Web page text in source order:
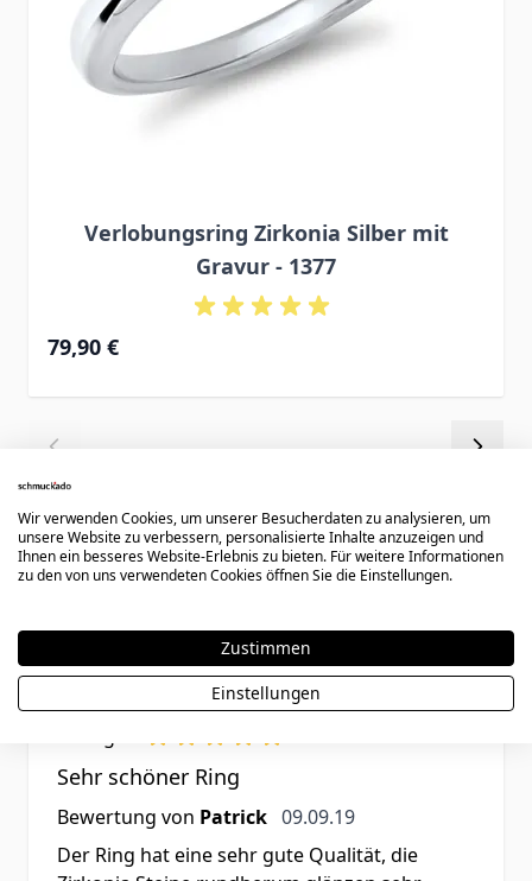
Verlobungsring Zirkonia Silber mit
Gravur - 1377
79,90 €
Kundenbewertungen
Sehr schöner Ring
Bewertung von Patrick 9. September 2019
09.09.19
Der Ring hat eine sehr gute Qualität, die
Wir verwenden Cookies, um unserer Besucherdaten zu analysieren, um
unsere Website zu verbessern, personalisierte Inhalte anzuzeigen und
Ihnen ein besseres Website-Erlebnis zu bieten. Für weitere Informationen
zu den von uns verwendeten Cookies öffnen Sie die Einstellungen.
Zustimmen
Einstellungen